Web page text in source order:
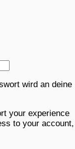
wird an deine
your experience
to your account,